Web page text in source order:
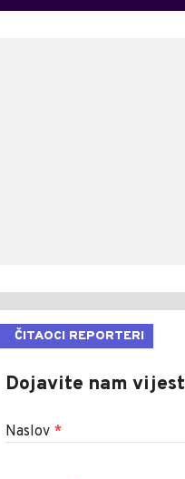
ČITAOCI REPORTERI
Dojavite nam vijest
Naslov *